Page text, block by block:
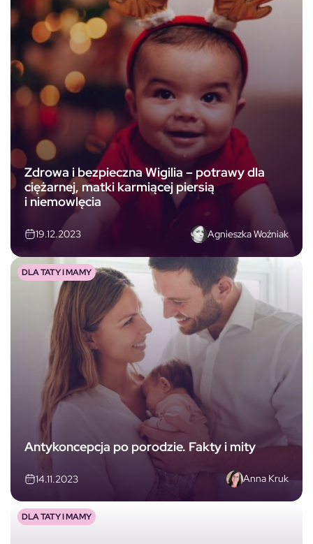
Zdrowa i bezpieczna Wigilia – potrawy dla
ciężarnej, matki karmiącej piersią
i niemowlęcia
19.12.2023 Agnieszka Woźniak
Antykoncepcja po porodzie. Fakty i mity
14.11.2023 Anna Kruk
DLA TATY I MAMY
DLA TATY I MAMY